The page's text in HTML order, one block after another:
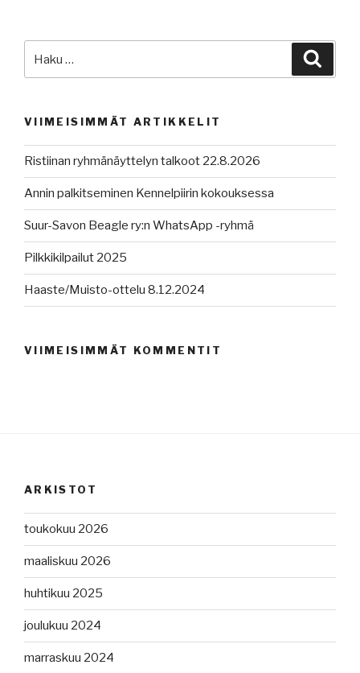
VIIMEISIMMÄT ARTIKKELIT
Ristiinan ryhmänäyttelyn talkoot 22.8.2026
Annin palkitseminen Kennelpiirin kokouksessa
Suur-Savon Beagle ry:n WhatsApp -ryhmä
Pilkkikilpailut 2025
Haaste/Muisto-ottelu 8.12.2024
VIIMEISIMMÄT KOMMENTIT
ARKISTOT
toukokuu 2026
maaliskuu 2026
huhtikuu 2025
joulukuu 2024
marraskuu 2024